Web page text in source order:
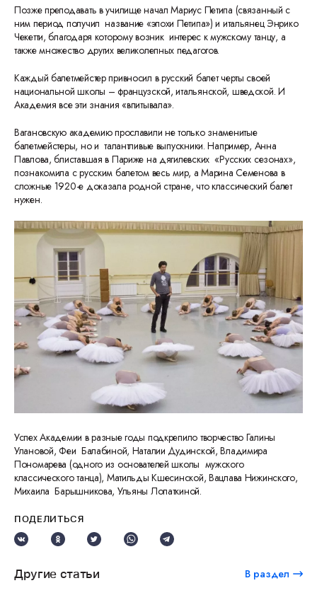
Позже преподавать в училище начал Мариус Петипа (связанный с
ним период получил название «эпохи Петипа») и итальянец Энрико
Чекетти, благодаря которому возник интерес к мужскому танцу, а
также множество других великолепных педагогов.
Каждый балетмейстер привносил в русский балет черты своей
национальной школы – французской, итальянской, шведской. И
Академия все эти знания «впитывала».
Вагановскую академию прославили не только знаменитые
балетмейстеры, но и талантливые выпускники. Например, Анна
Павлова, блиставшая в Париже на дягилевских «Русских сезонах»,
познакомила с русским балетом весь мир, а Марина Семенова в
сложные 1920-е доказала родной стране, что классический балет
нужен.
Успех Академии в разные годы подкрепило творчество Галины
Улановой, Феи Балабиной, Наталии Дудинской, Владимира
Пономарева (одного из основателей школы мужского
классического танца), Матильды Кшесинской, Вацлава Нижинского,
Михаила Барышникова, Ульяны Лопаткиной.
ПОДЕЛИТЬСЯ
Другие статьи В раздел